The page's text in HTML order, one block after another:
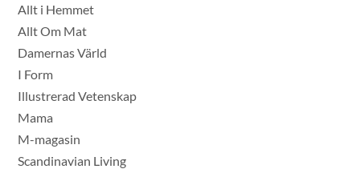
Allt i Hemmet
Allt Om Mat
Damernas Värld
I Form
Illustrerad Vetenskap
Mama
M-magasin
Scandinavian Living